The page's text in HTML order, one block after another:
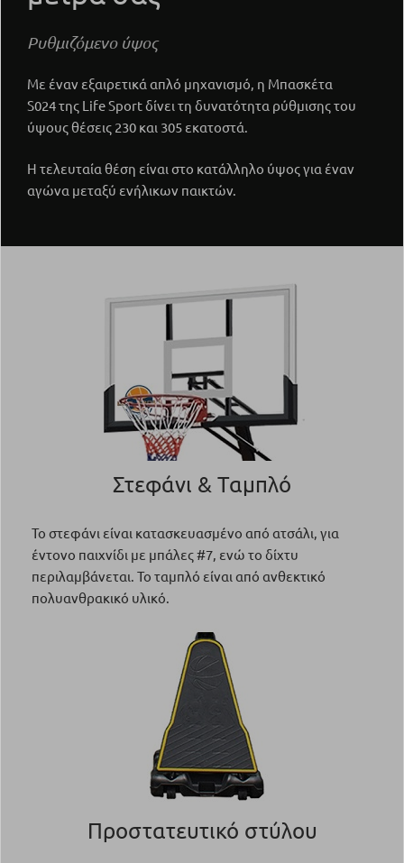
Ρυθμιζόμενο ύψος
Με έναν εξαιρετικά απλό μηχανισμό, η Μπασκέτα
S024 της Life Sport δίνει τη δυνατότητα ρύθμισης του
ύψους θέσεις 230 και 305 εκατοστά.
Η τελευταία θέση είναι στο κατάλληλο ύψος για έναν
αγώνα μεταξύ ενήλικων παικτών.
Στεφάνι & Ταμπλό
Το στεφάνι είναι κατασκευασμένο από ατσάλι, για
έντονο παιχνίδι με μπάλες #7, ενώ το δίχτυ
περιλαμβάνεται. Το ταμπλό είναι από ανθεκτικό
πολυανθρακικό υλικό.
Προστατευτικό στύλου